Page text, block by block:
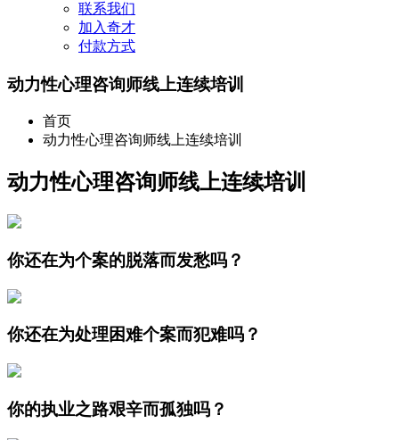
联系我们
加入奇才
付款方式
动力性心理咨询师线上连续培训
首页
动力性心理咨询师线上连续培训
动力性心理咨询师线上连续培训
你还在为个案的脱落而发愁吗？
你还在为处理困难个案而犯难吗？
你的执业之路艰辛而孤独吗？